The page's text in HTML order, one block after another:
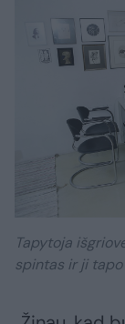
Tapytoja
spintas ir ji tapo